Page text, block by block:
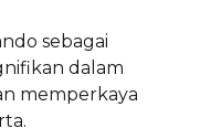
sebagai
dalam
memperkaya